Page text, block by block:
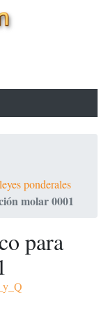
ponderales
molar 0001
para